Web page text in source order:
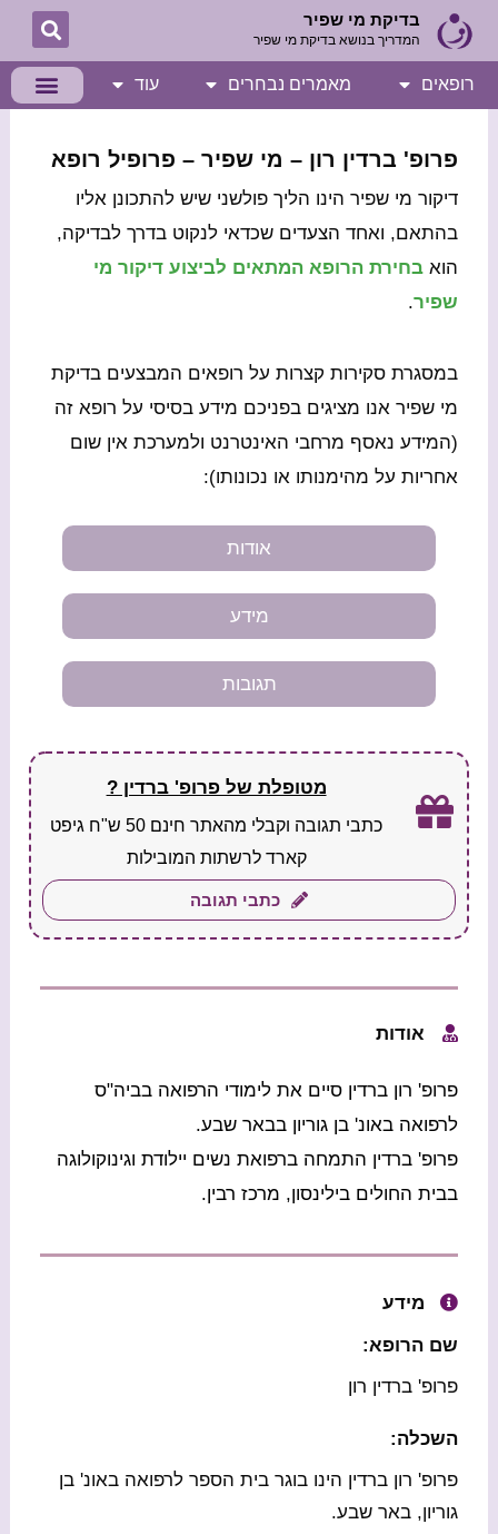
דילוג
לתוכן
בדיקת מי שפיר
המדריך בנושא בדיקת מי שפיר
רופאים מאמרים נבחרים עוד
פרופ' ברדין רון – מי שפיר – פרופיל רופא
דיקור מי שפיר הינו הליך פולשני שיש להתכונן אליו
בהתאם, ואחד הצעדים שכדאי לנקוט בדרך לבדיקה,
הוא בחירת הרופא המתאים לביצוע דיקור מי
שפיר.
במסגרת סקירות קצרות על רופאים המבצעים בדיקת
מי שפיר אנו מציגים בפניכם מידע בסיסי על רופא זה
(המידע נאסף מרחבי האינטרנט ולמערכת אין שום
אחריות על מהימנותו או נכונותו):
אודות
מידע
תגובות
מטופלת של פרופ' ברדין ?
כתבי תגובה וקבלי מהאתר חינם 50 ש"ח גיפט
קארד לרשתות המובילות
כתבי תגובה
אודות
פרופ' רון ברדין סיים את לימודי הרפואה בביה"ס
לרפואה באונ' בן גוריון בבאר שבע.
פרופ' ברדין התמחה ברפואת נשים יילודת וגינוקולוגה
בבית החולים בילינסון, מרכז רבין.
מידע
שם הרופא:
פרופ' ברדין רון
השכלה:
פרופ' רון ברדין הינו בוגר בית הספר לרפואה באונ' בן
גוריון, באר שבע.